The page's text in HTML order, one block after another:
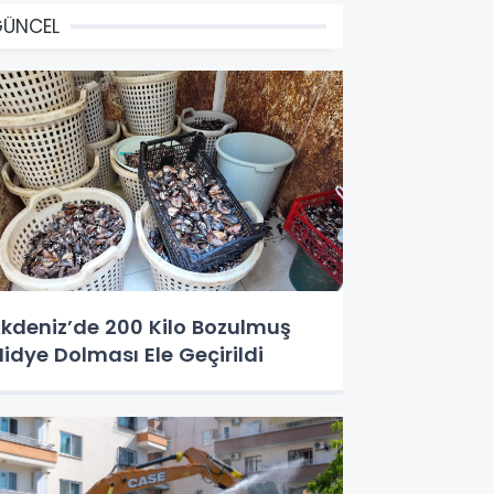
200 Kilo Bozulmuş
Dolması Ele Geçirildi